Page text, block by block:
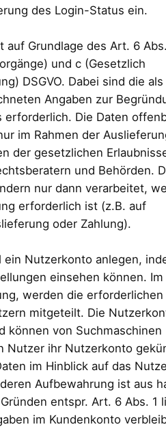
des Login-Status ein.
auf Grundlage des Art. 6
und c (Gesetzlich
DSGVO. Dabei sind die als
Angaben zur
erforderlich. Die Daten
im Rahmen der
der gesetzlichen
und Behörden.
nur dann verarbeitet,
erforderlich ist (z.B. auf
oder Zahlung).
Nutzerkonto anlegen,
einsehen können. Im
werden die erforderlichen
mitgeteilt. Die
können von Suchmaschinen
Nutzer ihr Nutzerkonto
im Hinblick auf das
Aufbewahrung ist aus
entspr. Art. 6 Abs. 1
im Kundenkonto